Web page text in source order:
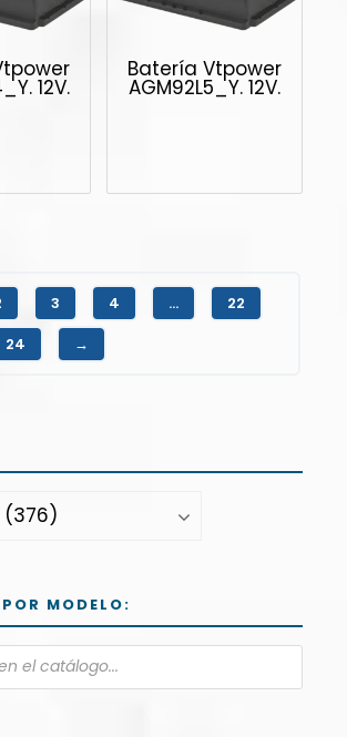
12V.
Batería Vtpower
AGM92L5_Y. 12V.
3 4 …
22
24 →
MODELO: